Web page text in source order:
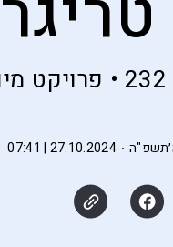
27.10.2024 | 07:41